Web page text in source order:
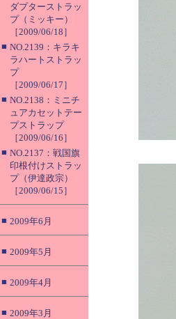
ダプターストラッ
プ（ミッキー）
［2009/06/18］
■ NO.2139：キラキ
ラハートストラッ
プ
［2009/06/17］
■ NO.2138：ミニチ
ュアカセットテー
プストラップ
［2009/06/16］
■ NO.2137：戦国旗
印根付けストラッ
プ（伊達政宗）
［2009/06/15］
■ 2009年6月
■ 2009年5月
■ 2009年4月
■ 2009年3月